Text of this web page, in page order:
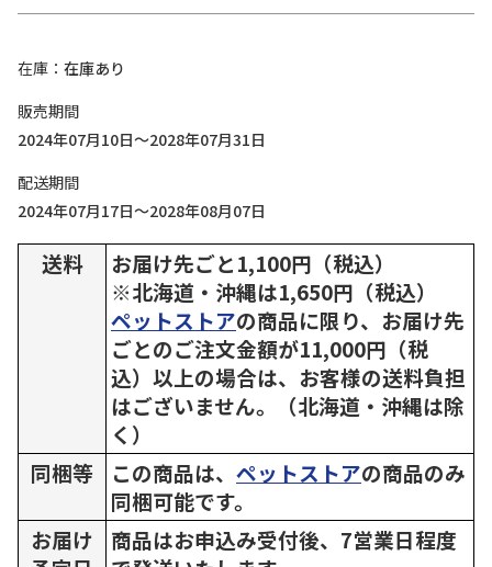
在庫
在庫あり
販売期間
2024年07月10日～2028年07月31日
配送期間
2024年07月17日～2028年08月07日
送料
お届け先ごと1,100円（税込）
※北海道・沖縄は1,650円（税込）
ペットストアの商品に限り、お届け先
ごとのご注文金額が11,000円（税
込）以上の場合は、お客様の送料負担
はございません。（北海道・沖縄は除
く）
同梱等
この商品は、 ペットストアの商品のみ
同梱可能です。
お届け
商品はお申込み受付後、7営業日程度